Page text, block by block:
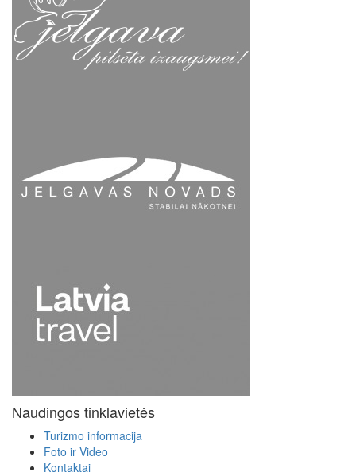
Naudingos tinklavietės
Turizmo informacija
Foto ir Video
Kontaktai